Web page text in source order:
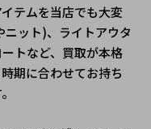
テムを当店でも大変
ット)、ライトアウタ
トなど、買取が本格
期に合わせてお持ち